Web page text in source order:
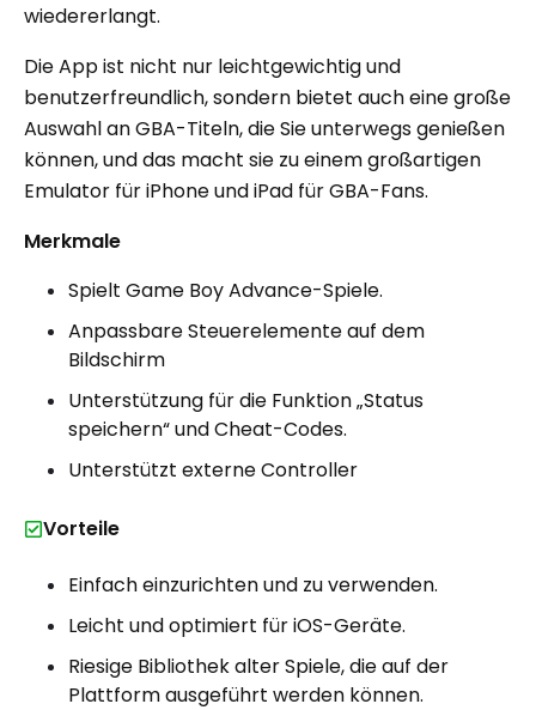
wiedererlangt.
Die App ist nicht nur leichtgewichtig und
benutzerfreundlich, sondern bietet auch eine große
Auswahl an GBA-Titeln, die Sie unterwegs genießen
können, und das macht sie zu einem großartigen
Emulator für iPhone und iPad für GBA-Fans.
Merkmale
Spielt Game Boy Advance-Spiele.
Anpassbare Steuerelemente auf dem
Bildschirm
Unterstützung für die Funktion „Status
speichern“ und Cheat-Codes.
Unterstützt externe Controller
Vorteile
Einfach einzurichten und zu verwenden.
Leicht und optimiert für iOS-Geräte.
Riesige Bibliothek alter Spiele, die auf der
Plattform ausgeführt werden können.